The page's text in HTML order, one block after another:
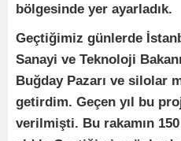
bölgesinde yer ayarladık.
Geçtiğimiz günlerde
Sanayi ve Teknoloji
Buğday Pazarı ve silolar
getirdim. Geçen yıl bu
verilmişti. Bu rakamın